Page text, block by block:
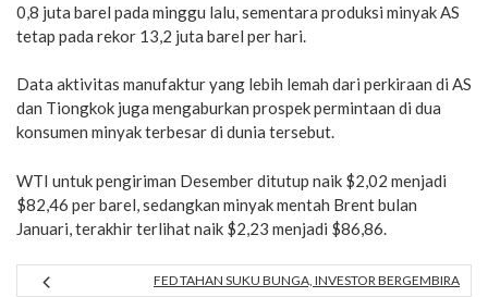
0,8 juta barel pada minggu lalu, sementara produksi minyak AS
tetap pada rekor 13,2 juta barel per hari.
Data aktivitas manufaktur yang lebih lemah dari perkiraan di AS
dan Tiongkok juga mengaburkan prospek permintaan di dua
konsumen minyak terbesar di dunia tersebut.
WTI untuk pengiriman Desember ditutup naik $2,02 menjadi
$82,46 per barel, sedangkan minyak mentah Brent bulan
Januari, terakhir terlihat naik $2,23 menjadi $86,86.
FED TAHAN SUKU BUNGA, INVESTOR BERGEMBIRA